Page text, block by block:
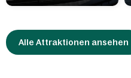
Alle Attraktionen ansehen